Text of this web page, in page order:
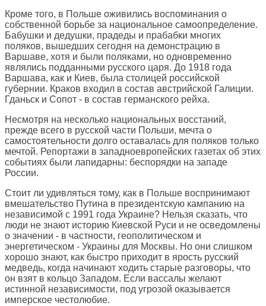
Кроме того, в Польше оживились воспоминания о
собственной борьбе за национальное самоопределение.
Бабушки и дедушки, прадеды и прабабки многих
поляков, вышедших сегодня на демонстрацию в
Варшаве, хотя и были поляками, но одновременно
являлись подданными русского царя. До 1918 года
Варшава, как и Киев, была столицей российской
губернии. Краков входил в состав австрийской Галиции.
Гданьск и Сопот - в состав германского рейха.
Несмотря на несколько национальных восстаний,
прежде всего в русской части Польши, мечта о
самостоятельности долго оставалась для поляков только
мечтой. Репортажи в западноевропейских газетах об этих
событиях были лапидарны: беспорядки на западе
России.
Стоит ли удивляться тому, как в Польше воспринимают
вмешательство Путина в президентскую кампанию на
независимой с 1991 года Украине? Нельзя сказать, что
люди не знают историю Киевской Руси и не осведомлены
о значении - в частности, геополитическом и
энергетическом - Украины для Москвы. Но они слишком
хорошо знают, как быстро приходит в ярость русский
медведь, когда начинают ходить старые разговоры, что
он взят в кольцо Западом. Если вассалы желают
истинной независимости, под угрозой оказывается
имперское честолюбие.